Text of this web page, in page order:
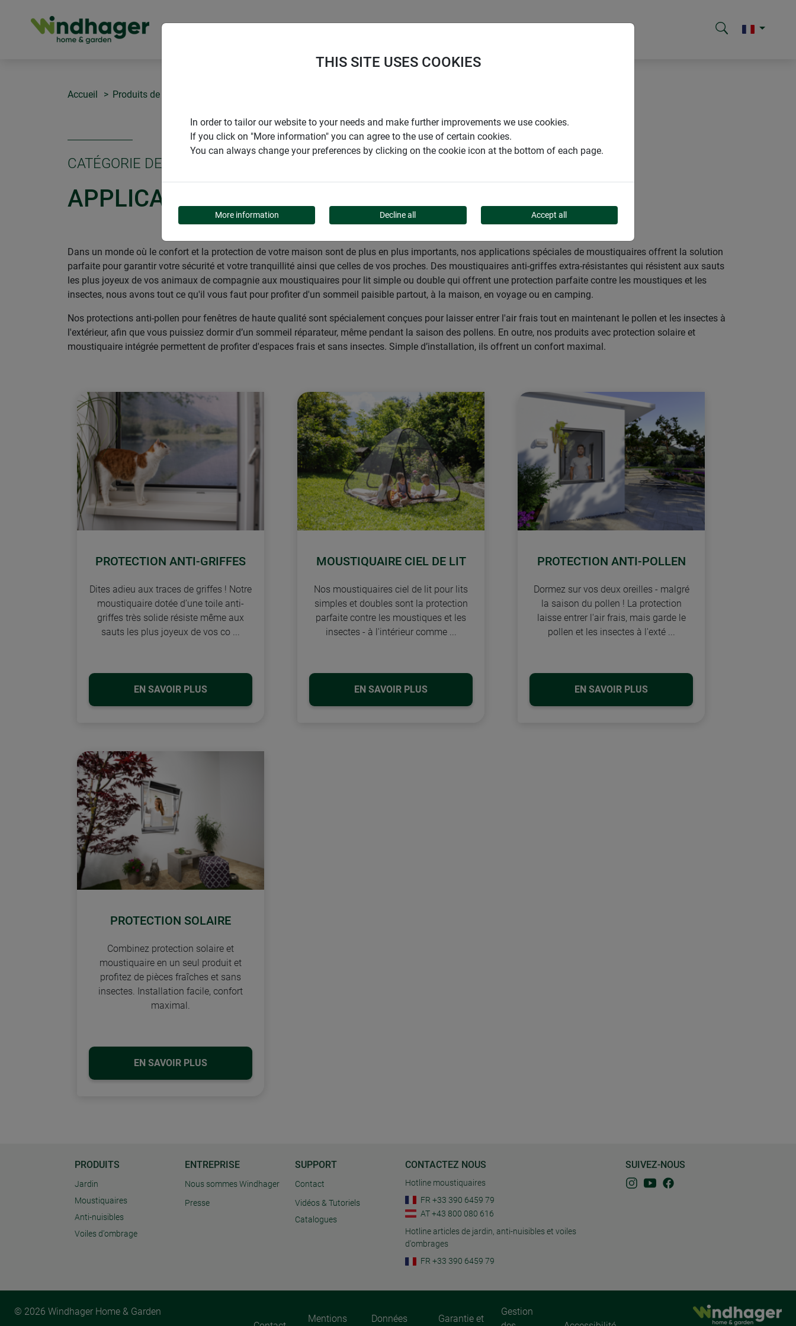
Accueil Produits de Windhager Home & Garden
CATÉGORIE DE PRODUITS
APPLICATIONS SPÉCIALES
Dans un monde où le confort et la protection de votre maison sont de plus en plus importants, nos applications spéciales de moustiquaires offrent la solution
parfaite pour garantir votre sécurité et votre tranquillité ainsi que celles de vos proches. Des moustiquaires anti-griffes extra-résistantes qui résistent aux sauts
les plus joyeux de vos animaux de compagnie aux moustiquaires pour lit simple ou double qui offrent une protection parfaite contre les moustiques et les
insectes, nous avons tout ce qu'il vous faut pour profiter d'un sommeil paisible partout, à la maison, en voyage ou en camping.
Nos protections anti-pollen pour fenêtres de haute qualité sont spécialement conçues pour laisser entrer l'air frais tout en maintenant le pollen et les insectes à
l'extérieur, afin que vous puissiez dormir d’un sommeil réparateur, même pendant la saison des pollens. En outre, nos produits avec protection solaire et
moustiquaire intégrée permettent de profiter d'espaces frais et sans insectes. Simple d’installation, ils offrent un confort maximal.
PROTECTION ANTI-GRIFFES
Dites adieu aux traces de griffes ! Notre
moustiquaire dotée d’une toile anti-
griffes très solide résiste même aux
sauts les plus joyeux de vos co ...
EN SAVOIR PLUS
MOUSTIQUAIRE CIEL DE LIT
Nos moustiquaires ciel de lit pour lits
simples et doubles sont la protection
parfaite contre les moustiques et les
insectes - à l'intérieur comme ...
EN SAVOIR PLUS
PROTECTION ANTI-POLLEN
Dormez sur vos deux oreilles - malgré
la saison du pollen ! La protection
laisse entrer l'air frais, mais garde le
pollen et les insectes à l'exté ...
EN SAVOIR PLUS
PROTECTION SOLAIRE
Combinez protection solaire et
moustiquaire en un seul produit et
profitez de pièces fraîches et sans
insectes. Installation facile, confort
maximal.
EN SAVOIR PLUS
PRODUITS
Jardin
Moustiquaires
Anti-nuisibles
Voiles d'ombrage
ENTREPRISE
Nous sommes Windhager
Presse
SUPPORT
Contact
Vidéos & Tutoriels
Catalogues
CONTACTEZ NOUS
Hotline moustiquaires
FR +33 390 6459 79
AT +43 800 080 616
Hotline articles de jardin, anti-nuisibles et voiles
d'ombrages
FR +33 390 6459 79
SUIVEZ-NOUS
© 2026 Windhager Home & Garden
Mentions Données Garantie et
Gestion
THIS SITE USES COOKIES
In order to tailor our website to your needs and make further improvements we use cookies.
If you click on "More information" you can agree to the use of certain cookies.
You can always change your preferences by clicking on the cookie icon at the bottom of each page.
More information Decline all Accept all